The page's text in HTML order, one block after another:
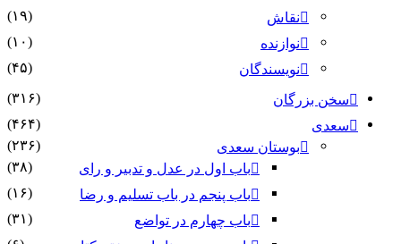
نقاش
(۱۹)
نوازنده
(۱۰)
نویسندگان
(۴۵)
سخن بزرگان
(۳۱۶)
سعدی
(۴۶۴)
بوستان سعدی
(۲۳۶)
باب اول در عدل و تدبیر و رای
(۳۸)
باب پنجم در باب تسلیم و رضا
(۱۶)
باب چهارم در تواضع
(۳۱)